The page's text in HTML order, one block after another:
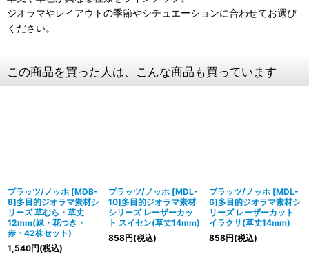
ジオラマやレイアウトの季節やシチュエーションに合わせてお選び
ください。
この商品を買った人は、こんな商品も買っています
プラッツ/ノッホ [MDB-
8]多目的ジオラマ素材シ
リーズ 草むら・草丈
12mm(緑・花つき・
赤・42株セット)
1,540円(税込)
プラッツ/ノッホ [MDL-
10]多目的ジオラマ素材
シリーズ レーザーカッ
ト スイセン(草丈14mm)
858円(税込)
プラッツ/ノッホ [MDL-
6]多目的ジオラマ素材シ
リーズ レーザーカット
イラクサ(草丈14mm)
858円(税込)